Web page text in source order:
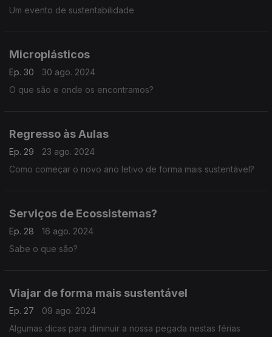
Um evento de sustentabilidade
Microplásticos
Ep. 30
30 ago. 2024
O que são e onde os encontramos?
Regresso às Aulas
Ep. 29
23 ago. 2024
Como começar o novo ano letivo de forma mais sustentável?
Serviços de Ecossistemas?
Ep. 28
16 ago. 2024
Sabe o que são?
Viajar de forma mais sustentável
Ep. 27
09 ago. 2024
Algumas dicas para diminuir a nossa pegada nestas férias